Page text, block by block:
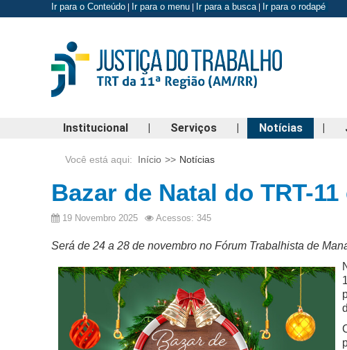
Ir para o Conteúdo Ir para o menu Ir para a busca| Ir para o rodapé
Institucional | Serviços | Notícias |
Você está aqui: Início >> Notícias
Bazar de Natal do TRT-
19 Novembro 2025 Acessos: 345
Será de 24 a 28 de novembro no Fórum Trabalhista de